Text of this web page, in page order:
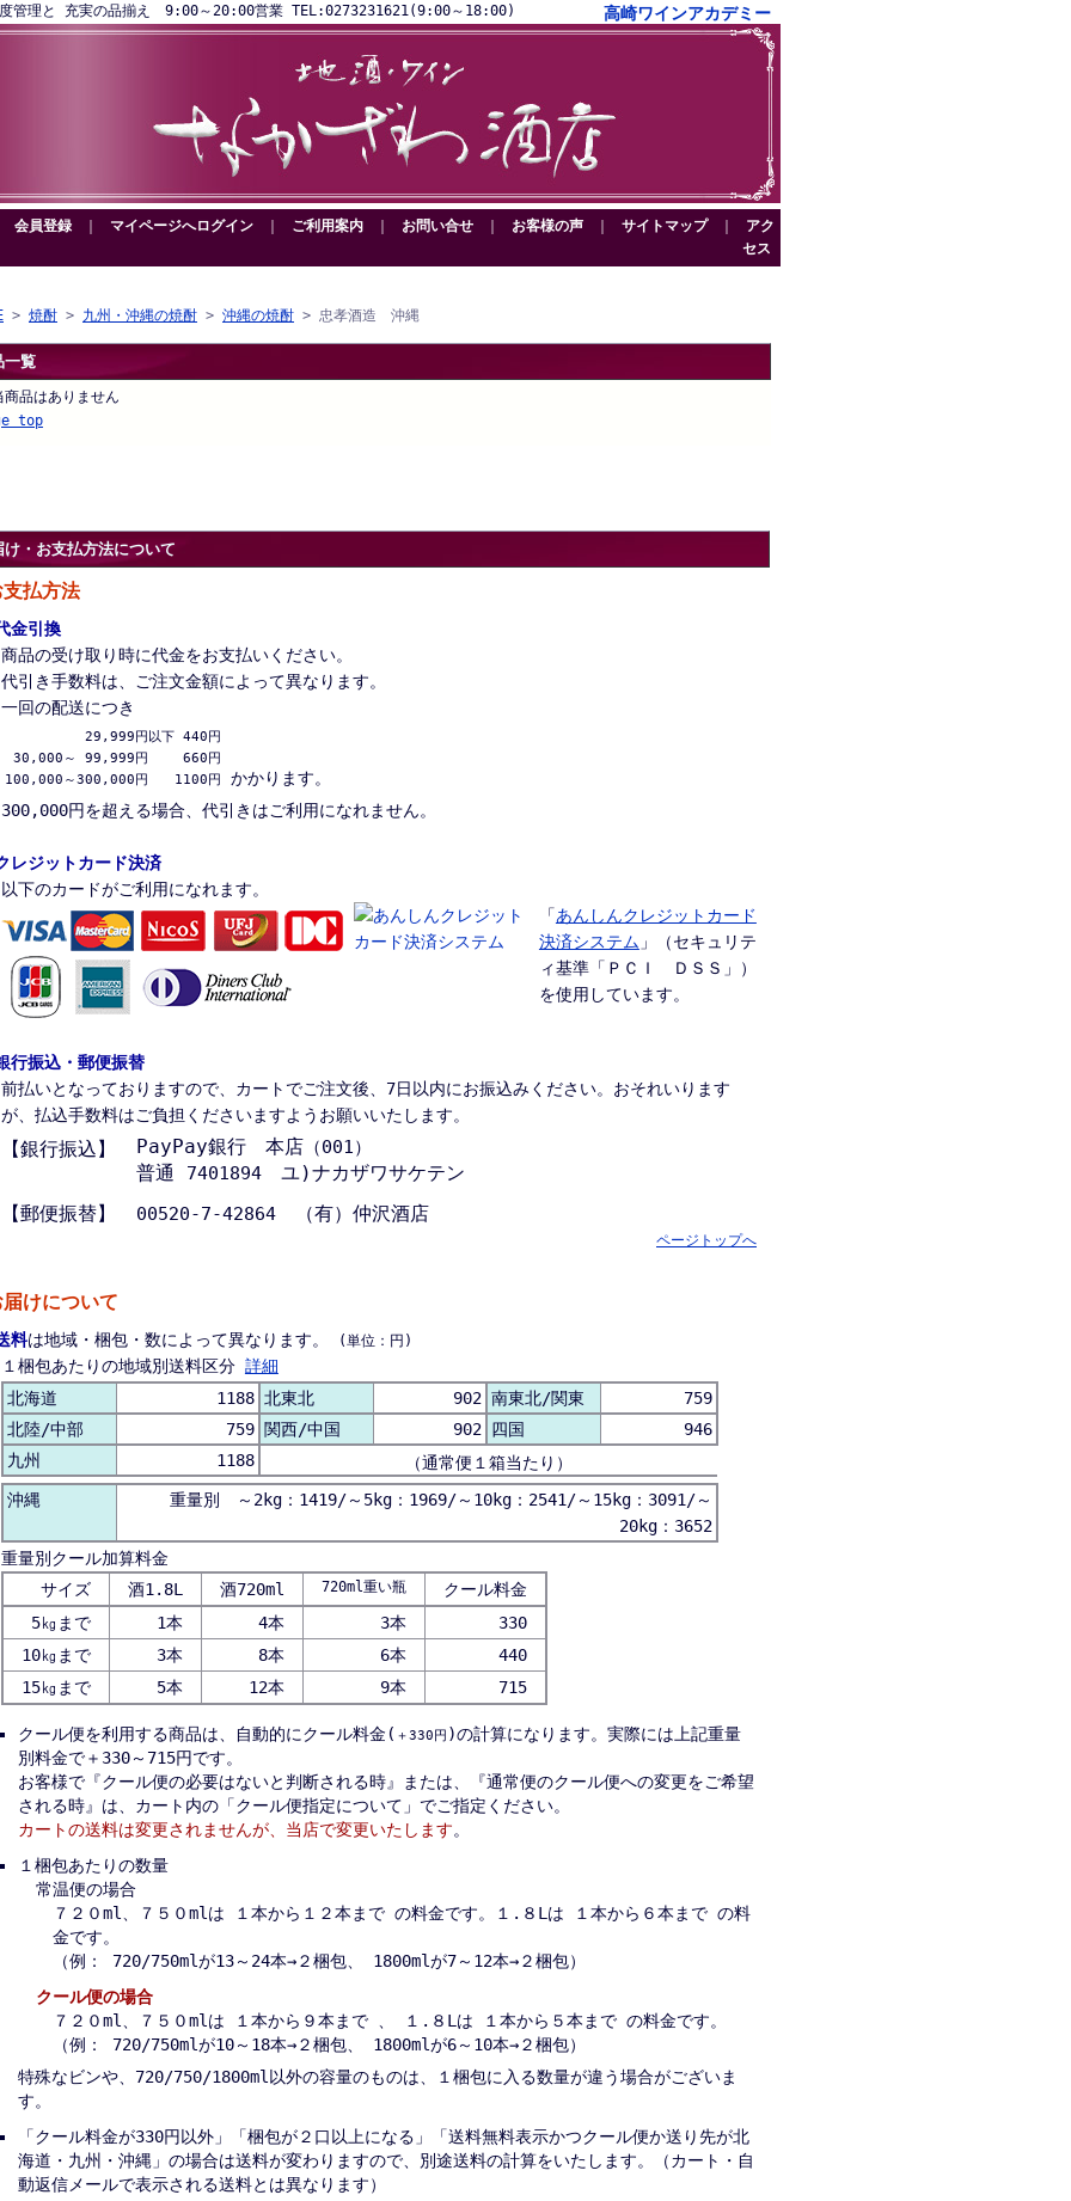
管理と 充実の品揃え 9:00～20:00営業 TEL:0273231621(9:00～18:00) 高崎ワインアカデミー
会員登録 マイページへログイン ご利用案内 お問い合せ お客様の声 サイトマップ
アク
セス
> 焼酎 > 九州・沖縄の焼酎 > 沖縄の焼酎 > 忠孝酒造 沖縄
一覧
商品はありません
top
け・お支払方法について
払方法
金引換
商品の受け取り時に代金をお支払いください。
代引き手数料は、ご注文金額によって異なります。
一回の配送につき
          29,999円以下 440円
30,000～ 99,999円　　 660円
100,000～300,000円　　1100円
かかります。
300,000円を超える場合、代引きはご利用になれません。
レジットカード決済
以下のカードがご利用になれます。
「あんしんクレジットカード
決済システム 」（セキュリテ
ィ基準「ＰＣＩ ＤＳＳ」）
を使用しています。
行振込・郵便振替
前払いとなっておりますので、カートでご注文後、7日以内にお振込みください。おそれいります
が、払込手数料はご負担くださいますようお願いいたします。
【銀行振込】 PayPay銀行 本店（001）
普通 7401894ユ)ナカザワサケテン
【郵便振替】
00520-7-42864（有）仲沢酒店
ページトップへ
けについて
料は地域・梱包・数によって異なります。 (単位：円)
１梱包あたりの地域別送料区分 詳細
北海道
1188 北東北 902 南東北/関東
759
北陸/中部
759 関西/中国 902 四国
946
九州
1188
（通常便１箱当たり）
沖縄
重量別 ～2kg：1419/～5kg：1969/～10kg：2541/～15kg：3091/～
20kg：3652
重量別クール加算料金
サイズ
酒1.8L 酒720ml 720ml重い瓶
クール料金
5㎏まで
1本 4本 3本
330
10㎏まで
3本 8本 6本
440
15㎏まで
5本 12本 9本 715
クール便を利用する商品は、自動的にクール料金( ＋330円 )の計算になります。実際には上記重量
別料金で＋330～715円です。
お客様で『クール便の必要はないと判断される時』または、『通常便のクール便への変更をご希望
される時』は、カート内の「クール便指定について」でご指定ください。
カートの送料は変更されませんが、当店で変更いたします。
１梱包あたりの数量
常温便の場合
７２０ml、７５０mlは １本から１２本まで の料金です。１.８Lは １本から６本まで の料
金です。
（例： 720/750mlが13～24本→２梱包、 1800mlが7～12本→２梱包）
クール便の場合
７２０ml、７５０mlは １本から９本まで 、 １.８Lは １本から５本まで の料金です。
（例： 720/750mlが10～18本→２梱包、 1800mlが6～10本→２梱包）
特殊なビンや、720/750/1800ml以外の容量のものは、１梱包に入る数量が違う場合がございま
す。
「クール料金が330円以外」「梱包が２口以上になる」「送料無料表示かつクール便か送り先が北
海道・九州・沖縄」の場合は送料が変わりますので、別途送料の計算をいたします。（カート・自
動返信メールで表示される送料とは異なります）